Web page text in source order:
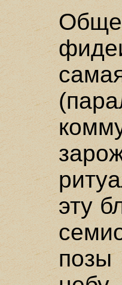
эту